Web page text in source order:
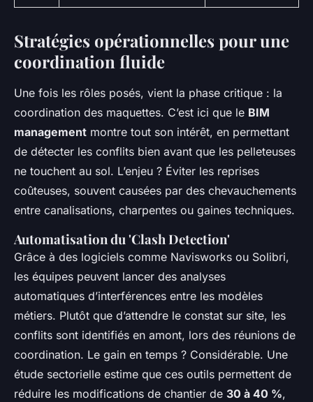
Stratégies opérationnelles pour une
coordination fluide
Une fois les rôles posés, vient la phase critique : la
coordination des maquettes. C’est ici que le BIM
management montre tout son intérêt, en permettant
de détecter les conflits bien avant que les pelleteuses
ne touchent au sol. L’enjeu ? Éviter les reprises
coûteuses, souvent causées par des chevauchements
entre canalisations, charpentes ou gaines techniques.
Automatisation du 'Clash Detection'
Grâce à des logiciels comme Navisworks ou Solibri,
les équipes peuvent lancer des analyses
automatiques d’interférences entre les modèles
métiers. Plutôt que d’attendre le constat sur site, les
conflits sont identifiés en amont, lors des réunions de
coordination. Le gain en temps ? Considérable. Une
étude sectorielle estime que ces outils permettent de
réduire les modifications de chantier de 30 à 40 %,